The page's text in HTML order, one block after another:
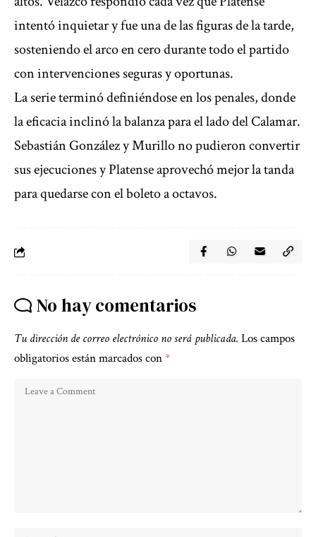
intentó inquietar y fue una de las figuras de la tarde,
sosteniendo el arco en cero durante todo el partido
con intervenciones seguras y oportunas.
La serie terminó definiéndose en los penales, donde
la eficacia inclinó la balanza para el lado del Calamar.
Sebastián González y Murillo no pudieron convertir
sus ejecuciones y Platense aprovechó mejor la tanda
para quedarse con el boleto a octavos.
No hay comentarios
Tu dirección de correo electrónico no será publicada. Los campos
obligatorios están marcados con*